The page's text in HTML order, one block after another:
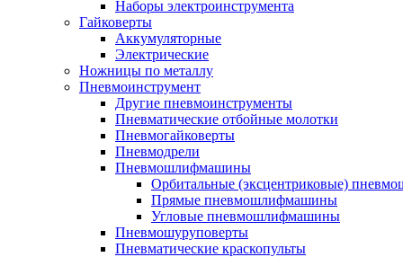
Наборы электроинструмента
Гайковерты
Аккумуляторные
Электрические
Ножницы по металлу
Пневмоинструмент
Другие пневмоинструменты
Пневматические отбойные молотки
Пневмогайковерты
Пневмодрели
Пневмошлифмашины
Орбитальные (эксцентриковые)
Прямые пневмошлифмашины
Угловые пневмошлифмашины
Пневмошуруповерты
Пневматические краскопульты